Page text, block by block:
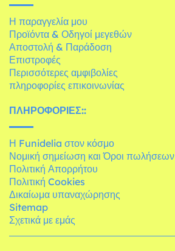
Η παραγγελία μου
Προϊόντα & Οδηγοί μεγεθών
Αποστολή & Παράδοση
Επιστροφές
Περισσότερες αμφιβολίες
πληροφορίες επικοινωνίας
ΠΛΗΡΟΦΟΡΊΕΣ::
Η Funidelia στον κόσμο
Νομική σημείωση και Όροι πωλήσεων
Πολιτική Απορρήτου
Πολιτική Cookies
Δικαίωμα υπαναχώρησης
Sitemap
Σχετικά με εμάς